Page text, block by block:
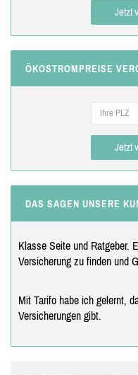
Jetzt
ÖKOSTROMPREISE
Jetzt
DAS SAGEN UNSERE
Klasse Seite und Ratgeber.
Versicherung zu finden und
Mit Tarifo habe ich gelernt,
Versicherungen gibt.